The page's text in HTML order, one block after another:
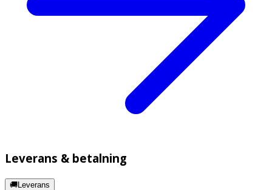
Leverans & betalning
🚚Leverans